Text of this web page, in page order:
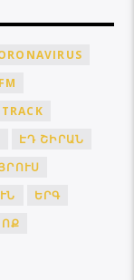
ԷԴ ՇԻՐԱՆ
ԵՐԳ